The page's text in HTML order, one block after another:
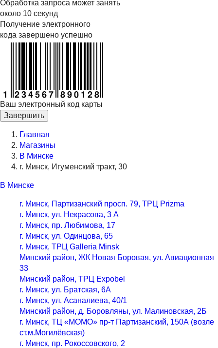
Обработка запроса может занять
около 10 секунд
Получение электронного
кода завершено успешно
Ваш электронный код карты
Завершить
Главная
Магазины
В Минске
г. Минск, Игуменский тракт, 30
В Минске
г. Минск, Партизанский просп. 79, ТРЦ Prizma
г. Минск, ул. Некрасова, 3 А
г. Минск, пр. Любимова, 17
г. Минск, ул. Одинцова, 65
г. Минск, ТРЦ Galleria Minsk
Минский район, ЖК Новая Боровая, ул. Авиационная
33
Минский район, ТРЦ Expobel
г. Минск, ул. Братская, 6А
г. Минск, ул. Асаналиева, 40/1
Минский район, д. Боровляны, ул. Малиновская, 2Б
г. Минск, ТЦ «МОМО» пр-т Партизанский, 150А (возле
ст.м.Могилёвская)
г. Минск, пр. Рокоссовского, 2